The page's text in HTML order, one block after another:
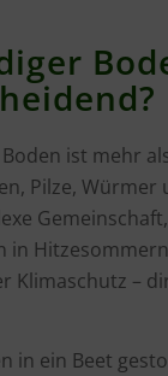
ist mehr
Pilze, Würmer
in
Klimaschutz –
in ein Beet